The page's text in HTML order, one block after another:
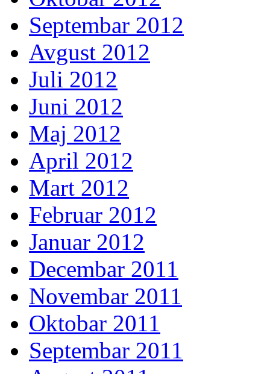
Septembar 2012
Avgust 2012
Juli 2012
Juni 2012
Maj 2012
April 2012
Mart 2012
Februar 2012
Januar 2012
Decembar 2011
Novembar 2011
Oktobar 2011
Septembar 2011